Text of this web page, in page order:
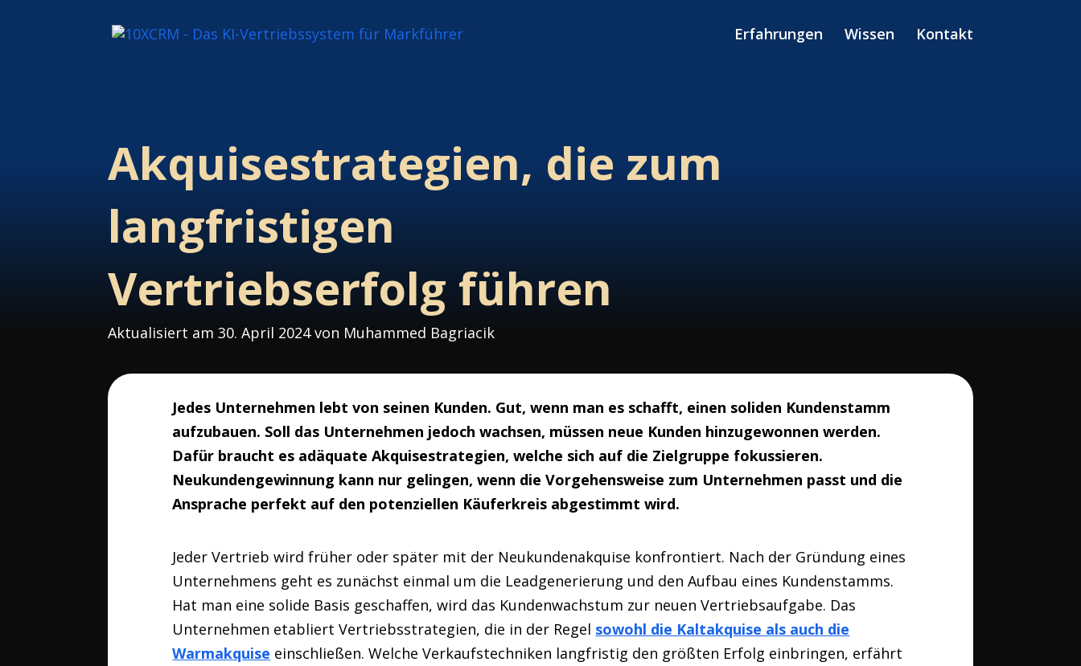
Erfahrungen Wissen Kontakt
Akquisestrategien, die zum
langfristigen
Vertriebserfolg führen
Aktualisiert am 30. April 2024 von Muhammed Bagriacik
Jedes Unternehmen lebt von seinen Kunden. Gut, wenn man es schafft, einen soliden Kundenstamm
aufzubauen. Soll das Unternehmen jedoch wachsen, müssen neue Kunden hinzugewonnen werden.
Dafür braucht es adäquate Akquisestrategien, welche sich auf die Zielgruppe fokussieren.
Neukundengewinnung kann nur gelingen, wenn die Vorgehensweise zum Unternehmen passt und die
Ansprache perfekt auf den potenziellen Käuferkreis abgestimmt wird.
Jeder Vertrieb wird früher oder später mit der Neukundenakquise konfrontiert. Nach der Gründung eines
Unternehmens geht es zunächst einmal um die Leadgenerierung und den Aufbau eines Kundenstamms.
Hat man eine solide Basis geschaffen, wird das Kundenwachstum zur neuen Vertriebsaufgabe. Das
Unternehmen etabliert Vertriebsstrategien, die in der Regel sowohl die Kaltakquise als auch die
Warmakquise einschließen. Welche Verkaufstechniken langfristig den größten Erfolg einbringen, erfährt